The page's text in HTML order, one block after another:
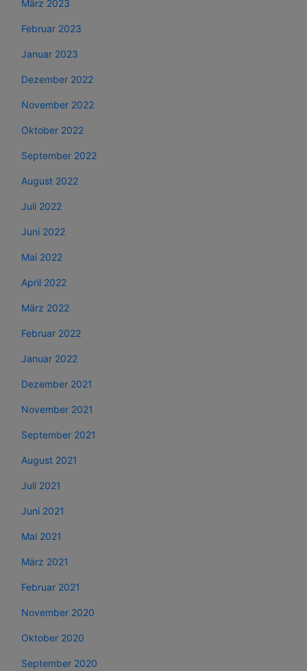
März 2023
Februar 2023
Januar 2023
Dezember 2022
November 2022
Oktober 2022
September 2022
August 2022
Juli 2022
Juni 2022
Mai 2022
April 2022
März 2022
Februar 2022
Januar 2022
Dezember 2021
November 2021
September 2021
August 2021
Juli 2021
Juni 2021
Mai 2021
März 2021
Februar 2021
November 2020
Oktober 2020
September 2020